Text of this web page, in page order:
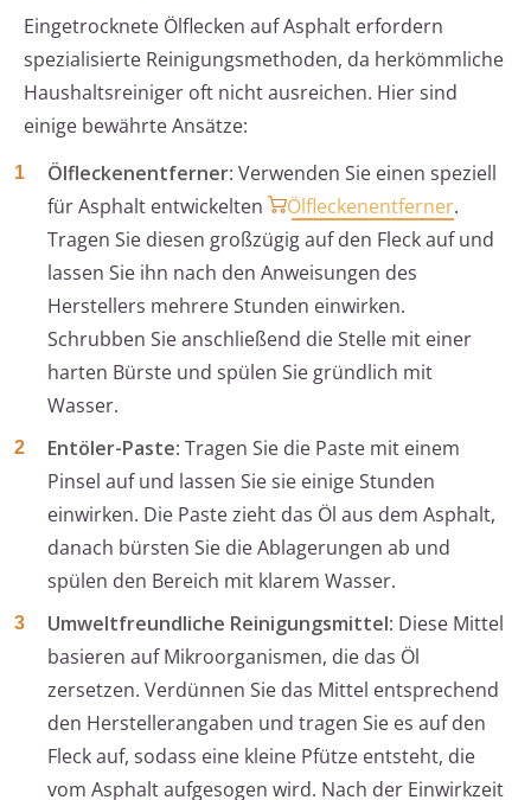
Eingetrocknete Ölflecken auf Asphalt erfordern
spezialisierte Reinigungsmethoden, da herkömmliche
Haushaltsreiniger oft nicht ausreichen. Hier sind
einige bewährte Ansätze:
Ölfleckenentferner: Verwenden Sie einen speziell
für Asphalt entwickelten
Ölfleckenentferner.
Tragen Sie diesen großzügig auf den Fleck auf und
lassen Sie ihn nach den Anweisungen des
Herstellers mehrere Stunden einwirken.
Schrubben Sie anschließend die Stelle mit einer
harten Bürste und spülen Sie gründlich mit
Wasser.
Entöler-Paste: Tragen Sie die Paste mit einem
Pinsel auf und lassen Sie sie einige Stunden
einwirken. Die Paste zieht das Öl aus dem Asphalt,
danach bürsten Sie die Ablagerungen ab und
spülen den Bereich mit klarem Wasser.
Umweltfreundliche Reinigungsmittel: Diese Mittel
basieren auf Mikroorganismen, die das Öl
zersetzen. Verdünnen Sie das Mittel entsprechend
den Herstellerangaben und tragen Sie es auf den
Fleck auf, sodass eine kleine Pfütze entsteht, die
vom Asphalt aufgesogen wird. Nach der Einwirkzeit